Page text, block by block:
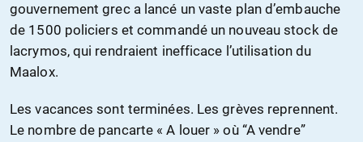
gouvernement grec a lancé un vaste plan d’embauche
de 1500 policiers et commandé un nouveau stock de
lacrymos, qui rendraient inefficace l’utilisation du
Maalox.
Les vacances sont terminées. Les grèves reprennent.
Le nombre de pancarte « A louer » où “A vendre”